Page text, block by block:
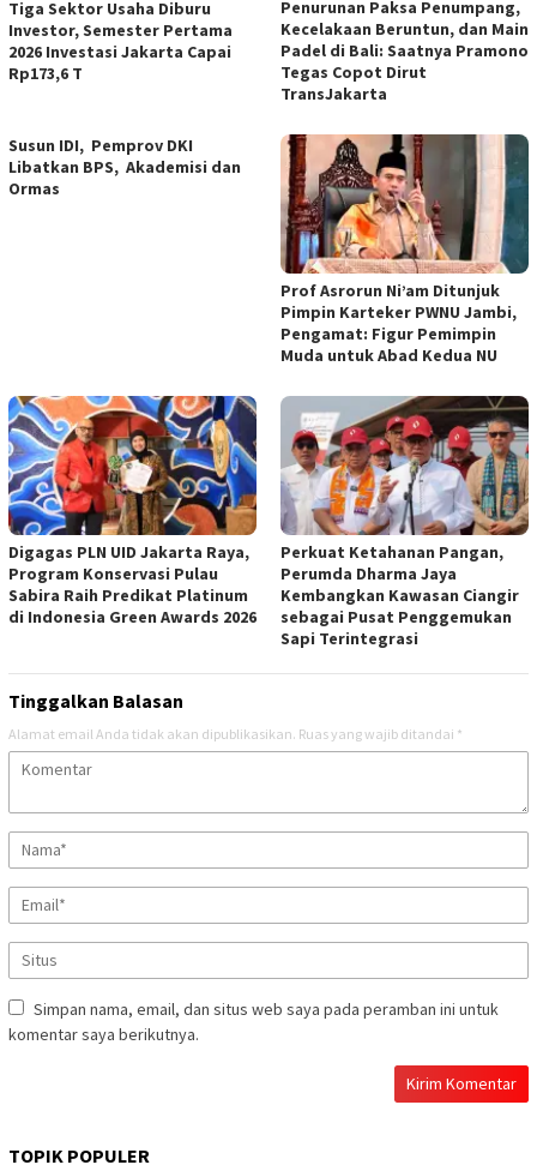
Tiga Sektor Usaha Diburu
Investor, Semester Pertama
2026 Investasi Jakarta Capai
Rp173,6 T
Penurunan Paksa Penumpang,
Kecelakaan Beruntun, dan Main
Padel di Bali: Saatnya Pramono
Tegas Copot Dirut
TransJakarta
Susun IDI, Pemprov DKI
Libatkan BPS, Akademisi dan
Ormas
Prof Asrorun Ni’am Ditunjuk
Pimpin Karteker PWNU Jambi,
Pengamat: Figur Pemimpin
Muda untuk Abad Kedua NU
Digagas PLN UID Jakarta Raya,
Program Konservasi Pulau
Sabira Raih Predikat Platinum
di Indonesia Green Awards 2026
Perkuat Ketahanan Pangan,
Perumda Dharma Jaya
Kembangkan Kawasan Ciangir
sebagai Pusat Penggemukan
Sapi Terintegrasi
Tinggalkan Balasan
Alamat email Anda tidak akan dipublikasikan. Ruas yang wajib ditandai *
Simpan nama, email, dan situs web saya pada peramban ini untuk
komentar saya berikutnya.
TOPIK POPULER